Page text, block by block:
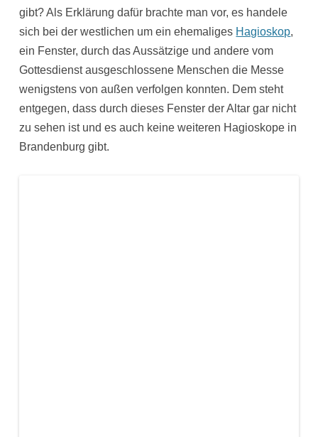
gibt? Als Erklärung dafür brachte man vor, es handele
sich bei der westlichen um ein ehemaliges Hagioskop,
ein Fenster, durch das Aussätzige und andere vom
Gottesdienst ausgeschlossene Menschen die Messe
wenigstens von außen verfolgen konnten. Dem steht
entgegen, dass durch dieses Fenster der Altar gar nicht
zu sehen ist und es auch keine weiteren Hagioskope in
Brandenburg gibt.